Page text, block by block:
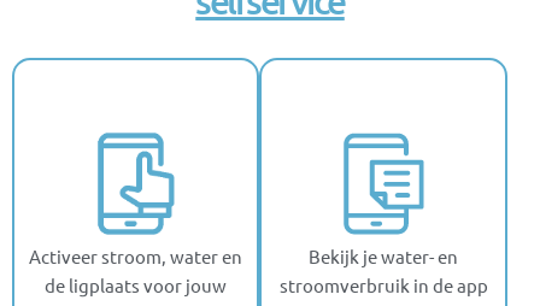
Activeer stroom, water en
de ligplaats voor jouw
Bekijk je water- en
stroomverbruik in de app